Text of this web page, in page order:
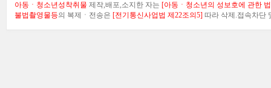
아동ㆍ청소년성착취물 제작,배포,소지한 자는 [아동ㆍ청소년의 성보호에 관한
불법촬영물등의 복제ㆍ전송은 [전기통신사업법 제22조의5] 따라 삭제.접속차단